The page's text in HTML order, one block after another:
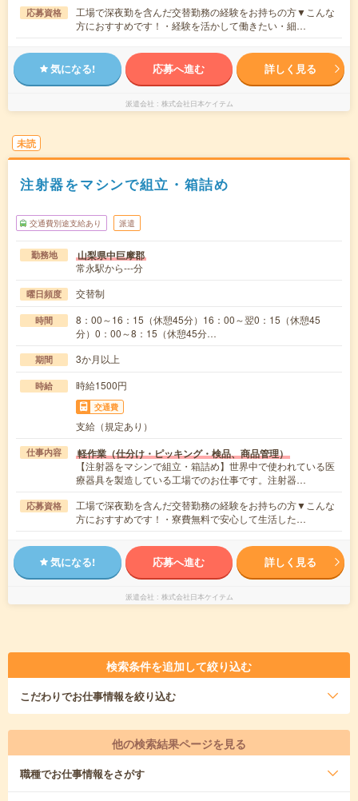
応募資格
工場で深夜勤を含んだ交替勤務の経験をお持ちの方▼こんな
方におすすめです！・経験を活かして働きたい・細…
気になる! 応募へ進む 詳しく見る
派遣会社 株式会社日本ケイテム
未読
注射器をマシンで組立・箱詰め
交通費別途支給あり 派遣
勤務地 山梨県中巨摩郡
常永駅から---分
曜日頻度 交替制
時間
8：00～16：15（休憩45分）16：00～翌0：15（休憩45
分）0：00～8：15（休憩45分…
期間 3か月以上
時給 時給1500円
交通費
支給（規定あり）
仕事内容 軽作業（仕分け・ピッキング・検品、商品管理）
【注射器をマシンで組立・箱詰め】世界中で使われている医
療器具を製造している工場でのお仕事です。注射器…
応募資格
工場で深夜勤を含んだ交替勤務の経験をお持ちの方▼こんな
方におすすめです！・寮費無料で安心して生活した…
気になる! 応募へ進む 詳しく見る
派遣会社 株式会社日本ケイテム
検索条件を追加して絞り込む
こだわりでお仕事情報を絞り込む
他の検索結果ページを見る
職種でお仕事情報をさがす